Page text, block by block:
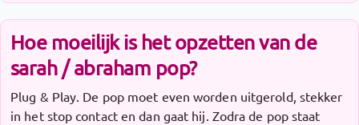
Hoe moeilijk is het opzetten van de
sarah / abraham pop?
Plug & Play. De pop moet even worden uitgerold, stekker
in het stop contact en dan gaat hij. Zodra de pop staat